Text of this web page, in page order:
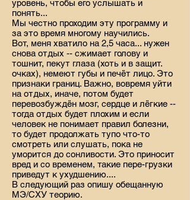
уровень, чтобы его услышать и
понять...
Мы честно проходим эту программу и
за это время многому научились.
Вот, меня хватило на 2,5 часа... нужен
снова отдых -- сжимает голову и
тошнит, пекут глаза (хоть и в защит.
очках), немеют губы и печёт лицо. Это
признаки границ. Важно, вовремя уйти
на отдых, иначе, потом будет
перевозбуждён мозг, сердце и лёгкие --
тогда отдых будет плохим и если
человек не понимает правил болезни,
то будет продолжать тупо что-то
смотреть или слушать, пока не
уморится до сонливости. Это приносит
вред и со временем, такие пере-грузки
приведут к ухудшению....
В следующий раз опишу обещанную
МЭ/СХУ теорию.